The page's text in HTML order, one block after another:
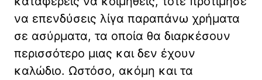
να επενδύσεις λίγα παραπάνω χρήματα
σε ασύρματα, τα οποία θα διαρκέσουν
περισσότερο μιας και δεν έχουν
καλώδιο. Ωστόσο, ακόμη και τα